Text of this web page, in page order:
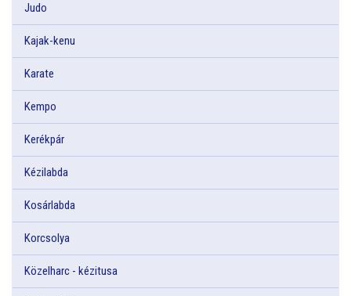
Judo
Kajak-kenu
Karate
Kempo
Kerékpár
Kézilabda
Kosárlabda
Korcsolya
Közelharc - kézitusa